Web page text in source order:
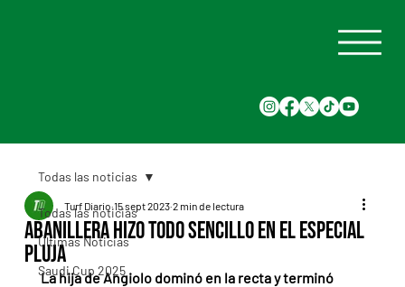
Todas las noticias
Últimas Noticias
Saudi Cup 2025
Todas las noticias
Abanillera hizo todo sencillo en el Especial
Pluja
Turf Diario 15 sept 2023 2 min de lectura
La hija de Angiolo dominó en la recta y terminó